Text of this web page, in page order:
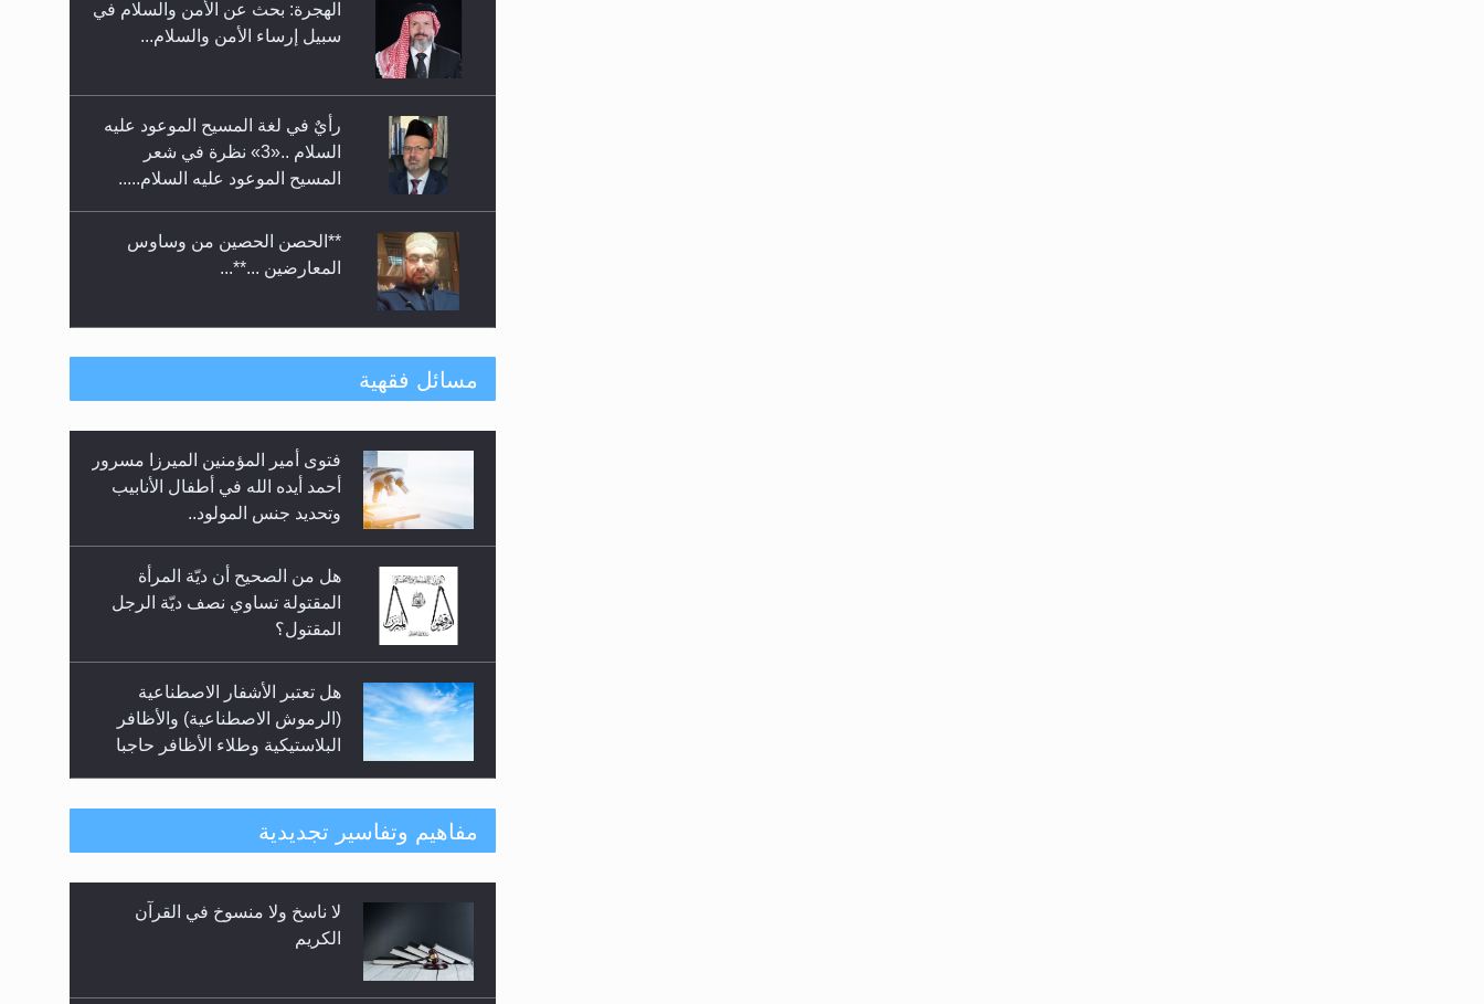
حفل توزيع الشهادات في الجامعة
الأحمدية بنيجيريا لعام 2025
الهجرة: بحث عن الأمن والسلام في
سبيل إرساء الأمن والسلام...
رأيٌ في لغة المسيح الموعود عليه
السلام ..«3» نظرة في شعر
المسيح الموعود عليه السلام.....
**الحصن الحصين من وساوس
المعارضين ...**...
متطلَّبات التّحريك الجديد...
رأيٌ في لغة المسيح الموعود عليه
السلام.. 4...
مسائل فقهية
فتوى أمير المؤمنين الميرزا مسرور
أحمد أيده الله في أطفال الأنابيب
وتحديد جنس المولود..
هل من الصحيح أن ديّة المرأة
المقتولة تساوي نصف ديّة الرجل
المقتول؟
هل تعتبر الأشفار الاصطناعية
(الرموش الاصطناعية) والأظافر
البلاستيكية وطلاء الأظافر حاجبا
هل يُحسب حول الزكاة وفق السنة
الميلادية أو الهجرية؟
هل يجوز فتح مشروع كوافير نسائي
للمحجبات وغير المحجبات؟
مفاهيم وتفاسير تجديدية
لا ناسخ ولا منسوخ في القرآن
الكريم